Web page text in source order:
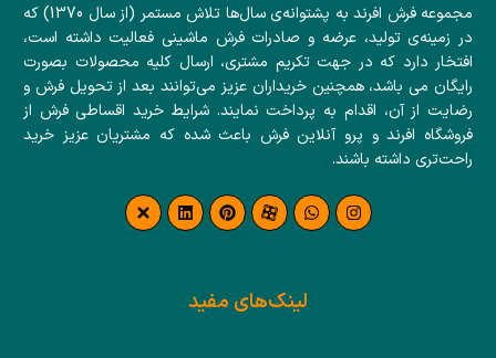
مجموعه فرش افرند به پشتوانه‌ی سال‌ها تلاش مستمر (از سال 1370) که
در زمینه‌ی تولید، عرضه و صادرات فرش ماشینی فعالیت داشته است،
افتخار دارد که در جهت تکریم مشتری، ارسال کلیه محصولات بصورت
رایگان می باشد، همچنین خریداران عزیز می‌توانند بعد از تحویل فرش و
رضایت از آن، اقدام به پرداخت نمایند. شرایط خرید اقساطی فرش از
فروشگاه افرند و پرو آنلاین فرش باعث شده که مشتریان عزیز خرید
راحت‌تری داشته باشند.
لینک‌های مفید